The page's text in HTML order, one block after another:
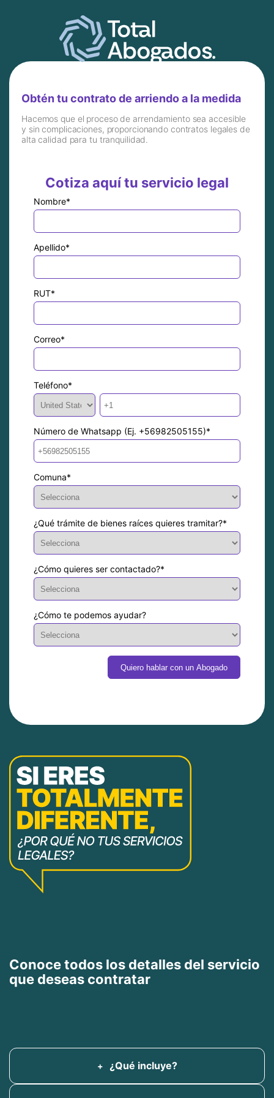
Obtén tu contrato de arriendo a la medida
Hacemos que el proceso de arrendamiento sea accesible
y sin complicaciones, proporcionando contratos legales de
alta calidad para tu tranquilidad.
Cotiza aquí tu servicio legal
Nombre*
Apellido*
RUT*
Correo*
Teléfono*
Número de Whatsapp (Ej. +56982505155)*
Comuna*
¿Qué trámite de bienes raíces quieres tramitar?*
¿Cómo quieres ser contactado?*
¿Cómo te podemos ayudar?
Conoce todos los detalles del servicio
que deseas contratar
¿Qué incluye?
Orientación de un abogado experto en materia de